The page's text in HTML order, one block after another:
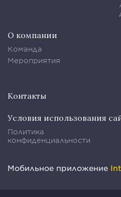
О компании
Команда
Мероприятия
Контакты
Условия использования
Политика
конфиденциальности
Мобильное приложение